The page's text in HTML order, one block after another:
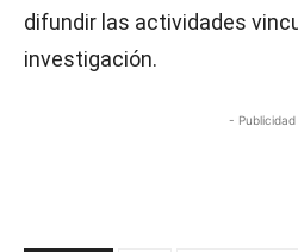
difundir las actividades
investigación.
- Publicidad